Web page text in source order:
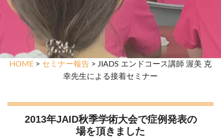
HOME > セミナー報告 > JIADS エンドコース講師 渥美 克
幸先生による接着セミナー
2013年JAID秋季学術大会で症例発表の
場を頂きました